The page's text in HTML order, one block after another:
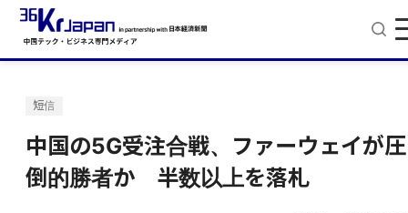
短信
中国の5G受注合戦、ファーウェイが圧
倒的勝者か 半数以上を落札